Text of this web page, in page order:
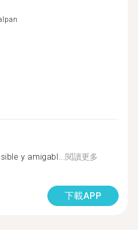
y amigabl...閱讀更多
下載APP